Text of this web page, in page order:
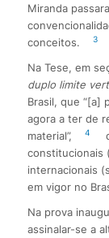
Miranda
conceitos.
3
Na Tese, em
duplo limite
Brasil, que “[a]
agora a ter de
material”,
4
constitucionais
internacionais
em vigor no
Na prova
assinalar-se a